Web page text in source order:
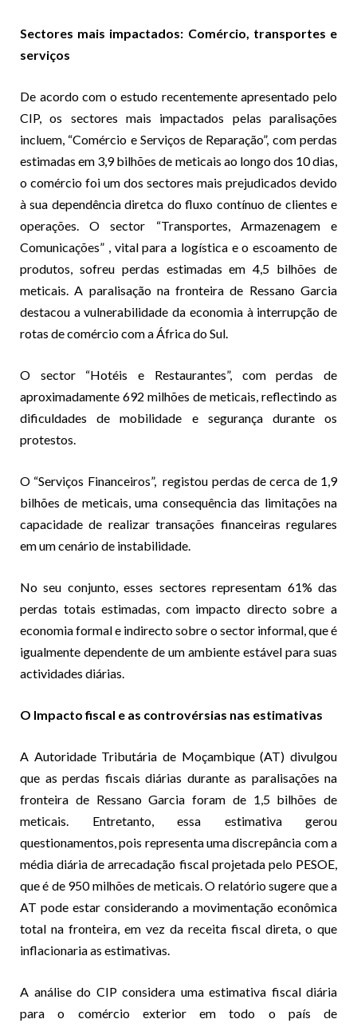
Sectores mais impactados: Comércio, transportes e
serviços
De acordo com o estudo recentemente apresentado pelo
CIP, os sectores mais impactados pelas paralisações
incluem, “Comércio e Serviços de Reparação”, com perdas
estimadas em 3,9 bilhões de meticais ao longo dos 10 dias,
o comércio foi um dos sectores mais prejudicados devido
à sua dependência diretca do fluxo contínuo de clientes e
operações. O sector “Transportes, Armazenagem e
Comunicações” , vital para a logística e o escoamento de
produtos, sofreu perdas estimadas em 4,5 bilhões de
meticais. A paralisação na fronteira de Ressano Garcia
destacou a vulnerabilidade da economia à interrupção de
rotas de comércio com a África do Sul.
O sector “Hotéis e Restaurantes”, com perdas de
aproximadamente 692 milhões de meticais, reflectindo as
dificuldades de mobilidade e segurança durante os
protestos.
O “Serviços Financeiros”, registou perdas de cerca de 1,9
bilhões de meticais, uma consequência das limitações na
capacidade de realizar transações financeiras regulares
em um cenário de instabilidade.
No seu conjunto, esses sectores representam 61% das
perdas totais estimadas, com impacto directo sobre a
economia formal e indirecto sobre o sector informal, que é
igualmente dependente de um ambiente estável para suas
actividades diárias.
O Impacto fiscal e as controvérsias nas estimativas
A Autoridade Tributária de Moçambique (AT) divulgou
que as perdas fiscais diárias durante as paralisações na
fronteira de Ressano Garcia foram de 1,5 bilhões de
meticais. Entretanto, essa estimativa gerou
questionamentos, pois representa uma discrepância com a
média diária de arrecadação fiscal projetada pelo PESOE,
que é de 950 milhões de meticais. O relatório sugere que a
AT pode estar considerando a movimentação econômica
total na fronteira, em vez da receita fiscal direta, o que
inflacionaria as estimativas.
A análise do CIP considera uma estimativa fiscal diária
para o comércio exterior em todo o país de